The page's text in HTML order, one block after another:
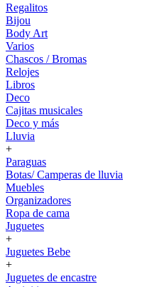
Regalitos
Bijou
Body Art
Varios
Chascos / Bromas
Relojes
Libros
Deco
Cajitas musicales
Deco y más
Lluvia
+
Paraguas
Botas/ Camperas de lluvia
Muebles
Organizadores
Ropa de cama
Juguetes
+
Juguetes Bebe
+
Juguetes de encastre